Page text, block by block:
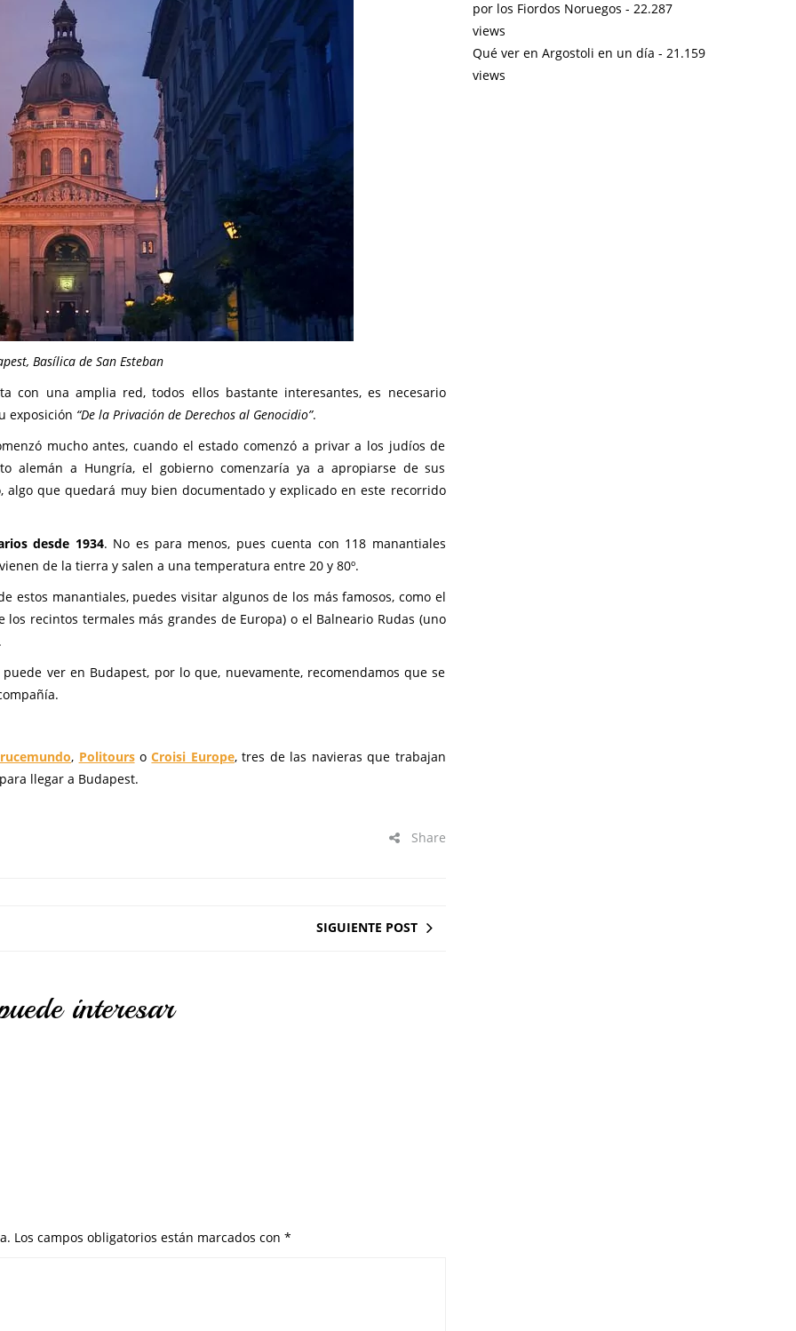
Basílica de San Esteban
con una amplia red, todos ellos bastante interesantes, es necesario
exposición “De la Privación de Derechos al Genocidio”.
mucho antes, cuando el estado comenzó a privar a los judíos de
alemán a Hungría, el gobierno comenzaría ya a apropiarse de sus
que quedará muy bien documentado y explicado en este recorrido
desde 1934. No es para menos, pues cuenta con 118 manantiales
de la tierra y salen a una temperatura entre 20 y 80º.
estos manantiales, puedes visitar algunos de los más famosos, como el
recintos termales más grandes de Europa) o el Balneario Rudas (uno
ver en Budapest, por lo que, nuevamente, recomendamos que se
, PolitoursoCroisi Europe, tres de las navieras que trabajan
llegar a Budapest.
Share
SIGUIENTE POST
interesar
Los campos obligatorios están marcados con *
por los Fiordos Noruegos - 22.287
views
Qué ver en Argostoli en un día - 21.159
views